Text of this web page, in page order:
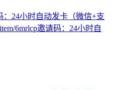
：24小时自动发卡（微信+支
6mrlcp邀请码：24小时自